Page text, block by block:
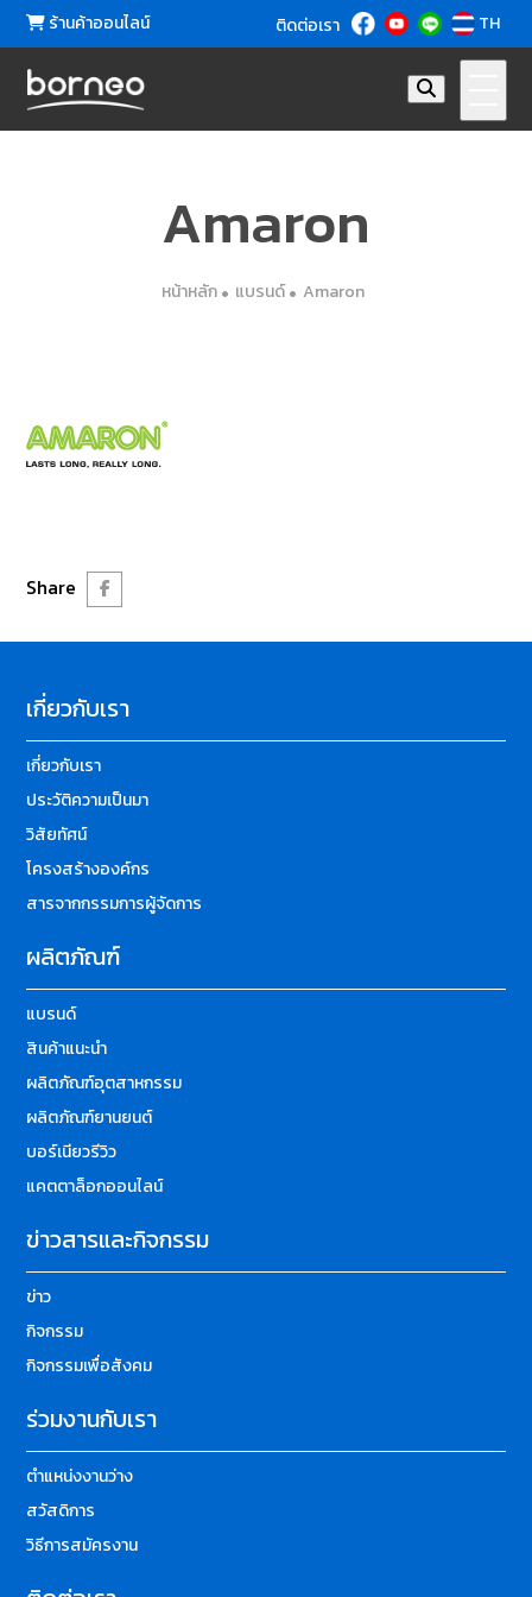
ร้านค้าออนไลน์ ติดต่อเรา TH
Amaron
หน้าหลัก แบรนด์ Amaron
Share
เกี่ยวกับเรา
เกี่ยวกับเรา
ประวัติความเป็นมา
วิสัยทัศน์
โครงสร้างองค์กร
สารจากกรรมการผู้จัดการ
ผลิตภัณฑ์
แบรนด์
สินค้าแนะนำ
ผลิตภัณฑ์อุตสาหกรรม
ผลิตภัณฑ์ยานยนต์
บอร์เนียวรีวิว
แคตตาล็อกออนไลน์
ข่าวสารและกิจกรรม
ข่าว
กิจกรรม
กิจกรรมเพื่อสังคม
ร่วมงานกับเรา
ตำแหน่งงานว่าง
สวัสดิการ
วิธีการสมัครงาน